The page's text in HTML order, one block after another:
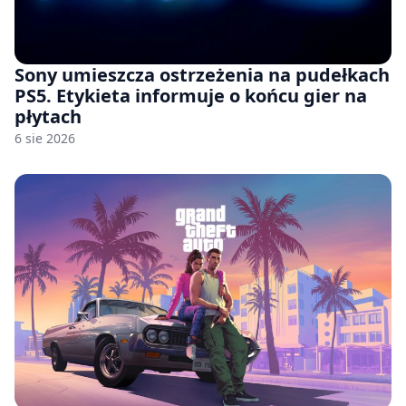
Sony umieszcza ostrzeżenia na pudełkach
PS5. Etykieta informuje o końcu gier na
płytach
6 sie 2026